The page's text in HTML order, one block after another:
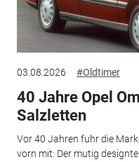
03.08.2026 #Oldtimer
40 Jahre Opel
Salzletten
Vor 40 Jahren fuhr die
vorn mit: Der mutig